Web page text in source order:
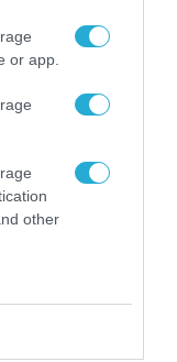
or app.
other
του Αρκά για
της